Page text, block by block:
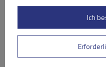
Die Langlebigkeit der
Tragfähigkeit von 60 kg
Einsatz und sicheres
km/h.
Ich